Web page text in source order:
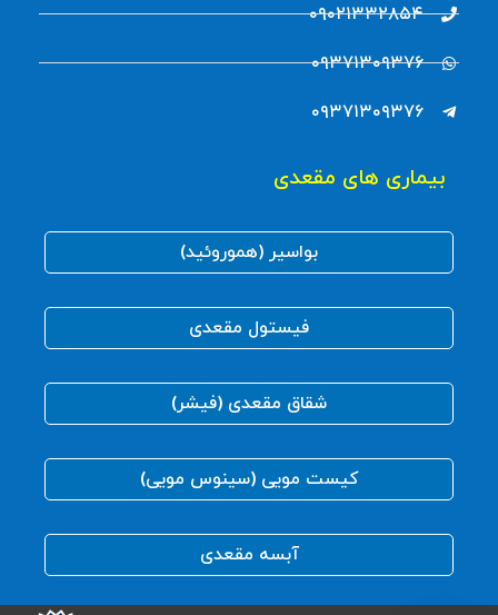
۰۹۰۲۱۳۳۲۸۵۴
۰۹۳۷۱۳۰۹۳۷۶
۰۹۳۷۱۳۰۹۳۷۶
بیماری های مقعدی
بواسیر (هموروئید)
فیستول مقعدی
شقاق مقعدی (فیشر)
کیست مویی (سینوس مویی)
آبسه مقعدی